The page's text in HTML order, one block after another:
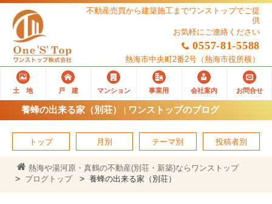
不動産売買から建築施工までワンストップでご提
供
お気軽にご連絡ください
0557-81-5588
熱海市中央町2番2号 （熱海市役所横）
土 地 戸 建 マンション 事業用 会社案内 お問合せ
養蜂の出来る家（別荘） | ワンストップのブログ
トップ 月別 テーマ別 投稿者別
熱海や湯河原・真鶴の不動産(別荘・新築)ならワンストップ
ブログトップ
養蜂の出来る家（別荘）